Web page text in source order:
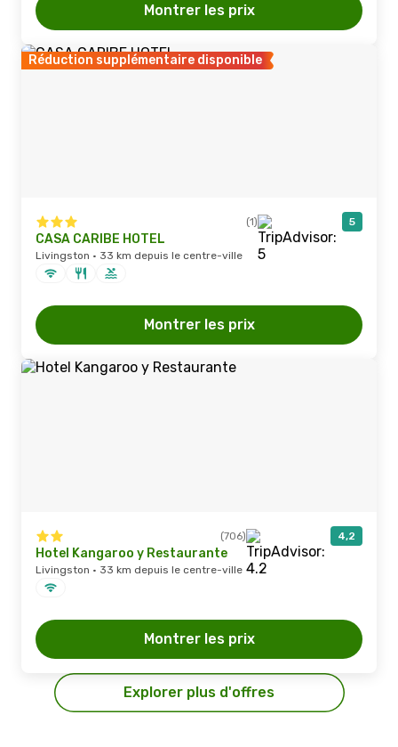
Montrer les prix
Réduction supplémentaire disponible
(1) 5
CASA CARIBE HOTEL
Livingston · 33 km depuis le centre-ville
Montrer les prix
(706) 4,2
Hotel Kangaroo y Restaurante
Livingston · 33 km depuis le centre-ville
Montrer les prix
Explorer plus d'offres